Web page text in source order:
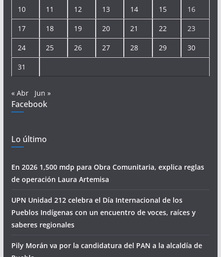
10 11 12 13 14 15 16
17 18 19 20 21 22 23
24 25 26 27 28 29 30
31
« Abr Jun »
Facebook
Lo último
En 2026 1,500 mdp para Obra Comunitaria, explica reglas
de operación Laura Artemisa
UPN Unidad 212 celebra el Día Internacional de los
Pueblos Indígenas con un encuentro de voces, raíces y
saberes regionales
Pily Morán va por la candidatura del PAN a la alcaldía de